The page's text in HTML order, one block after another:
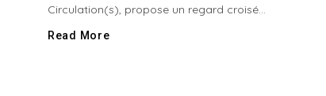
Circulation(s), propose un regard croisé...
Read More